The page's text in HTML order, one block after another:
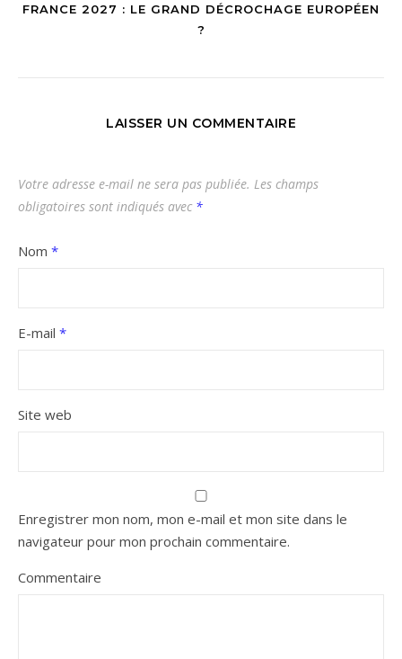
FRANCE 2027 : LE GRAND DÉCROCHAGE EUROPÉEN
?
LAISSER UN COMMENTAIRE
Votre adresse e-mail ne sera pas publiée. Les champs
obligatoires sont indiqués avec *
Nom *
E-mail *
Site web
Enregistrer mon nom, mon e-mail et mon site dans le
navigateur pour mon prochain commentaire.
Commentaire